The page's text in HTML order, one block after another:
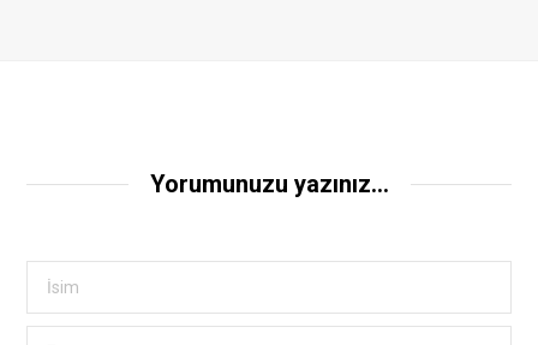
Yorumunuzu yazınız...